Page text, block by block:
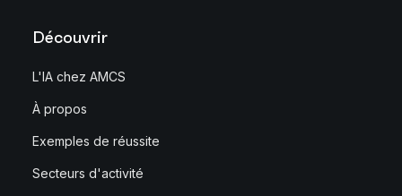
Découvrir
L'IA chez AMCS
À propos
Exemples de réussite
Secteurs d'activité